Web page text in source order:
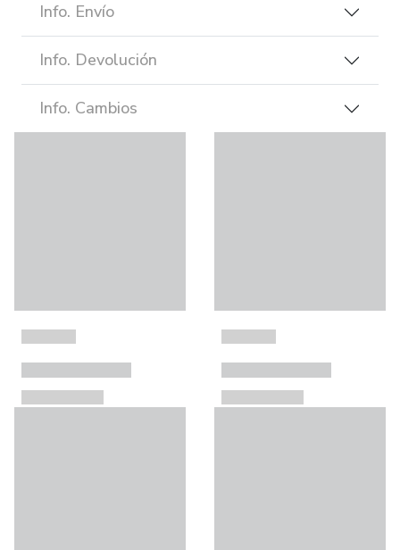
Info. Envío
Info. Devolución
Info. Cambios